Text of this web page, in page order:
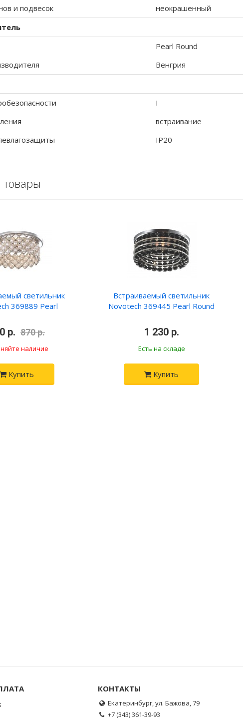
и подвесок
неокрашенный
Pearl Round
Венгрия
I
встраивание
IP20
светильник
369889 Pearl
р. 870 р.
наличие
Купить
Встраиваемый светильник
Novotech 369445 Pearl Round
1 230 р.
Есть на складе
Купить
КОНТАКТЫ
Екатеринбург, ул. Бажова, 79
+7 (343) 361-39-93